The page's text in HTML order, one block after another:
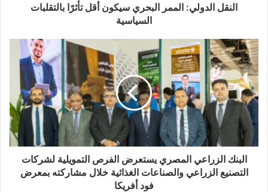
النقل الدولي: الممر البحري سيكون أقل تأثرًا بالتقلبات
السياسية
البنك الزراعي المصري يستعرض الفرص التمويلية لشركات
التصنيع الزراعي والصناعات الغذائية خلال مشاركته بمعرض
فود أفريكا